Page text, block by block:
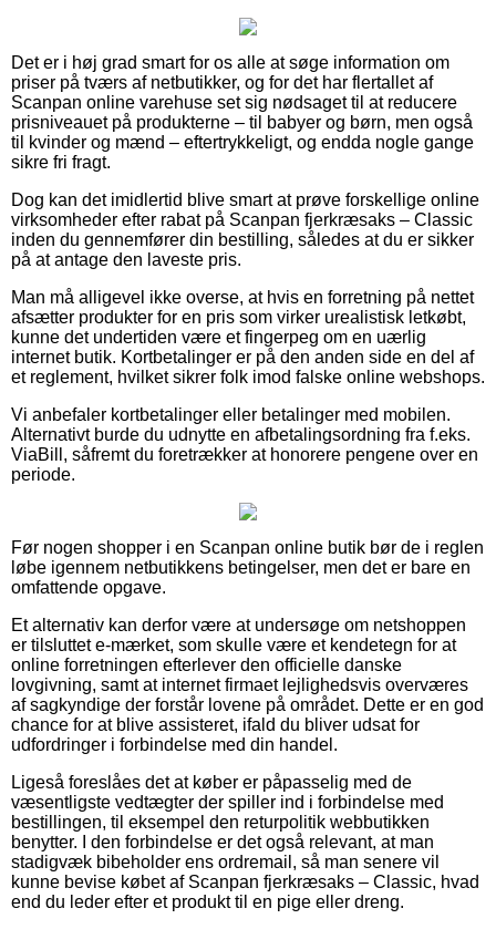
Det er i høj grad smart for os alle at søge information om
priser på tværs af netbutikker, og for det har flertallet af
Scanpan online varehuse set sig nødsaget til at reducere
prisniveauet på produkterne – til babyer og børn, men også
til kvinder og mænd – eftertrykkeligt, og endda nogle gange
sikre fri fragt.
Dog kan det imidlertid blive smart at prøve forskellige online
virksomheder efter rabat på Scanpan fjerkræsaks – Classic
inden du gennemfører din bestilling, således at du er sikker
på at antage den laveste pris.
Man må alligevel ikke overse, at hvis en forretning på nettet
afsætter produkter for en pris som virker urealistisk letkøbt,
kunne det undertiden være et fingerpeg om en uærlig
internet butik. Kortbetalinger er på den anden side en del af
et reglement, hvilket sikrer folk imod falske online webshops.
Vi anbefaler kortbetalinger eller betalinger med mobilen.
Alternativt burde du udnytte en afbetalingsordning fra f.eks.
ViaBill, såfremt du foretrækker at honorere pengene over en
periode.
Før nogen shopper i en Scanpan online butik bør de i reglen
løbe igennem netbutikkens betingelser, men det er bare en
omfattende opgave.
Et alternativ kan derfor være at undersøge om netshoppen
er tilsluttet e-mærket, som skulle være et kendetegn for at
online forretningen efterlever den officielle danske
lovgivning, samt at internet firmaet lejlighedsvis overværes
af sagkyndige der forstår lovene på området. Dette er en god
chance for at blive assisteret, ifald du bliver udsat for
udfordringer i forbindelse med din handel.
Ligeså foreslåes det at køber er påpasselig med de
væsentligste vedtægter der spiller ind i forbindelse med
bestillingen, til eksempel den returpolitik webbutikken
benytter. I den forbindelse er det også relevant, at man
stadigvæk bibeholder ens ordremail, så man senere vil
kunne bevise købet af Scanpan fjerkræsaks – Classic, hvad
end du leder efter et produkt til en pige eller dreng.